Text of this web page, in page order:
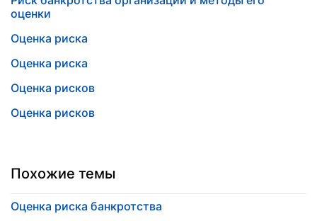
оценки
Оценка риска
Оценка риска
Оценка рисков
Оценка рисков
Похожие темы
Оценка риска банкротства